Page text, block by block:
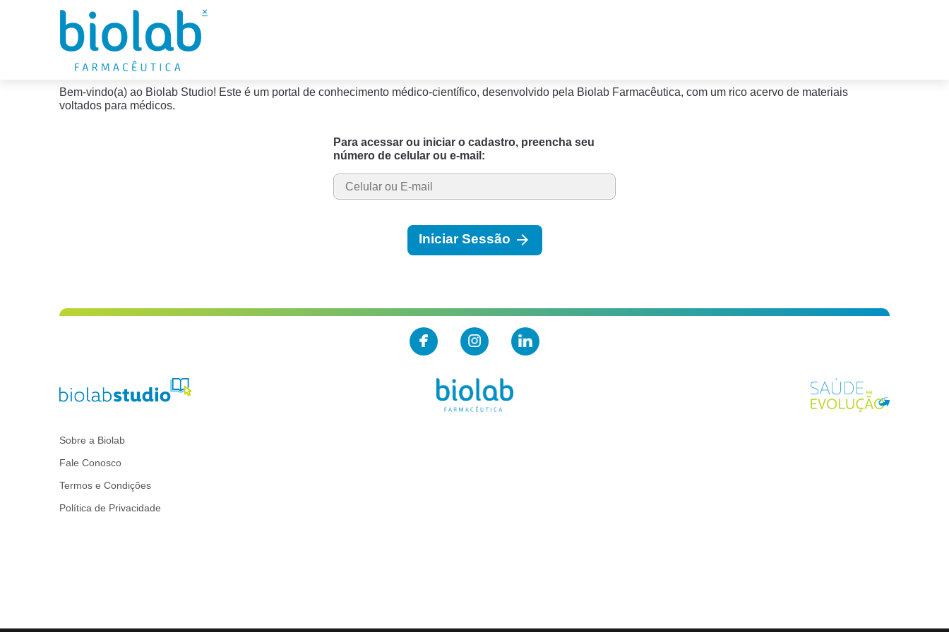
×
Bem-vindo(a) ao Biolab Studio! Este é um portal de conhecimento médico-científico, desenvolvido pela Biolab Farmacêutica, com um rico acervo de materiais
voltados para médicos.
Para acessar ou iniciar o cadastro, preencha seu
número de celular ou e-mail:
Iniciar Sessão arrow_forward
Sobre a Biolab
Fale Conosco
Termos e Condições
Política de Privacidade